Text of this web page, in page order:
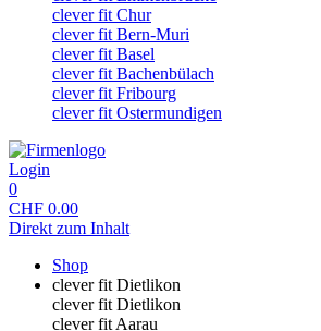
clever fit Chur
clever fit Bern-Muri
clever fit Basel
clever fit Bachenbülach
clever fit Fribourg
clever fit Ostermundigen
Login
0
CHF 0.00
Direkt zum Inhalt
Shop
clever fit Dietlikon
clever fit Dietlikon
clever fit Aarau